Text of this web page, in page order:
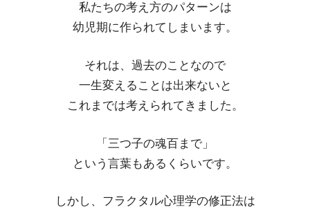
私たちの考え方のパターンは
幼児期に作られてしまいます。
それは、過去のことなので
一生変えることは出来ないと
これまでは考えられてきました。
「三つ子の魂百まで」
という言葉もあるくらいです。
しかし、フラクタル心理学の修正法は